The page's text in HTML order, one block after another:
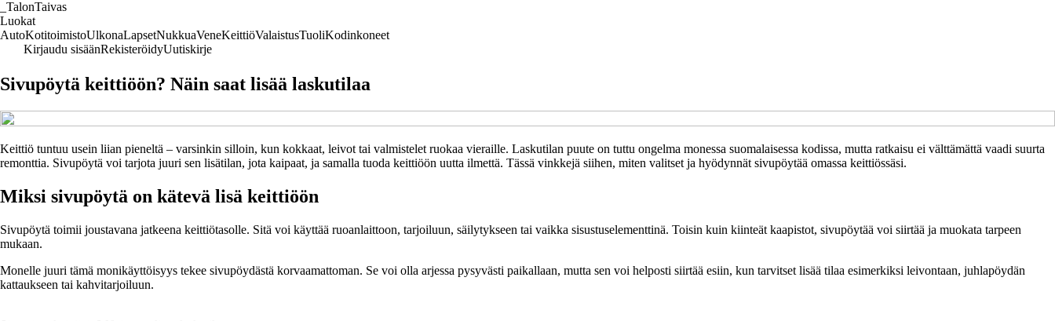
TalonTaivas
Luokat
AutoKotitoimistoUlkonaLapsetNukkuaVeneKeittiöValaistusTuoliKodinkoneet
Kirjaudu sisäänRekisteröidyUutiskirje
Sivupöytä keittiöön? Näin saat lisää laskutilaa
Keittiö tuntuu usein liian pieneltä – varsinkin silloin, kun kokkaat, leivot tai valmistelet ruokaa vieraille. Laskutilan puute on tuttu ongelma monessa suomalaisessa kodissa, mutta ratkaisu ei välttämättä vaadi suurta
remonttia. Sivupöytä voi tarjota juuri sen lisätilan, jota kaipaat, ja samalla tuoda keittiöön uutta ilmettä. Tässä vinkkejä siihen, miten valitset ja hyödynnät sivupöytää omassa keittiössäsi.
Miksi sivupöytä on kätevä lisä keittiöön
Sivupöytä toimii joustavana jatkeena keittiötasolle. Sitä voi käyttää ruoanlaittoon, tarjoiluun, säilytykseen tai vaikka sisustuselementtinä. Toisin kuin kiinteät kaapistot, sivupöytää voi siirtää ja muokata tarpeen
mukaan.
Monelle juuri tämä monikäyttöisyys tekee sivupöydästä korvaamattoman. Se voi olla arjessa pysyvästi paikallaan, mutta sen voi helposti siirtää esiin, kun tarvitset lisää tilaa esimerkiksi leivontaan, juhlapöydän
kattaukseen tai kahvitarjoiluun.